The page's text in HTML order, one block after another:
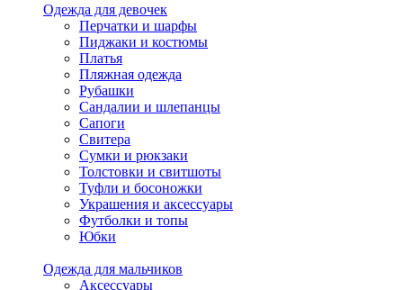
Одежда для девочек
Перчатки и шарфы
Пиджаки и костюмы
Платья
Пляжная одежда
Рубашки
Сандалии и шлепанцы
Сапоги
Свитера
Сумки и рюкзаки
Толстовки и свитшоты
Туфли и босоножки
Украшения и аксессуары
Футболки и топы
Юбки
Одежда для мальчиков
Аксессуары